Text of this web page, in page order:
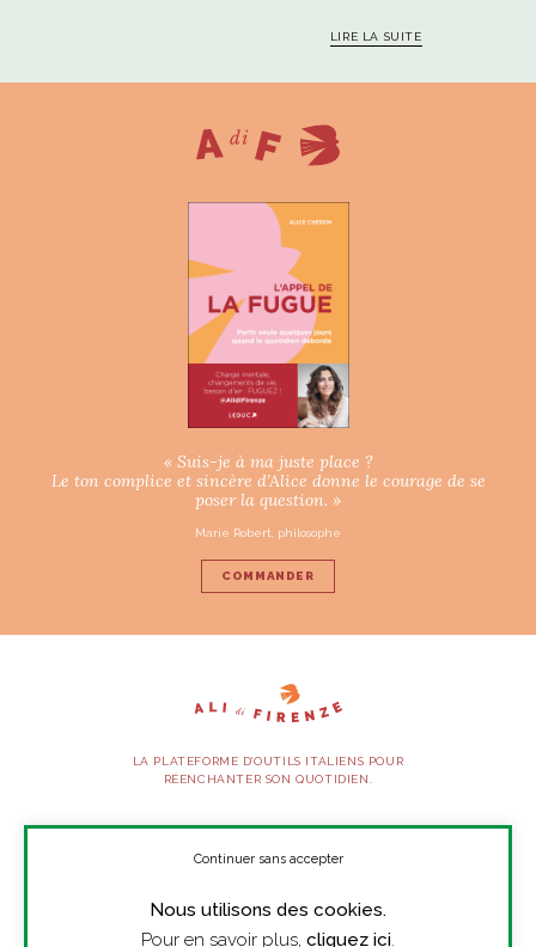
LIRE LA SUITE
« Suis-je à ma juste place ?
Le ton complice et sincère d’Alice donne le courage de se
poser la question. »
Marie Robert, philosophe
COMMANDER
LA PLATEFORME D’OUTILS ITALIENS POUR
RÉENCHANTER SON QUOTIDIEN.
SUIVEZ-NOUS
Nous utilisons des cookies.
Pour en savoir plus, cliquez ici.
Continuer sans accepter